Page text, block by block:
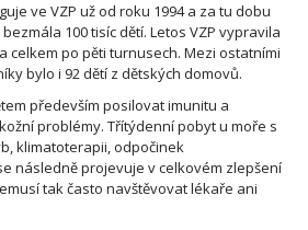
ve VZP už od roku 1994 a za tu dobu
100 tisíc dětí. Letos VZP vypravila
celkem po pěti turnusech. Mezi ostatními
bylo i 92 dětí z dětských domovů.
především posilovat imunitu a
problémy. Třítýdenní pobyt u moře s
klimatoterapii, odpočinek
následně projevuje v celkovém zlepšení
tak často navštěvovat lékaře ani